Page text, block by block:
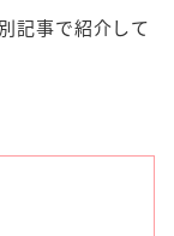
記事で紹介して